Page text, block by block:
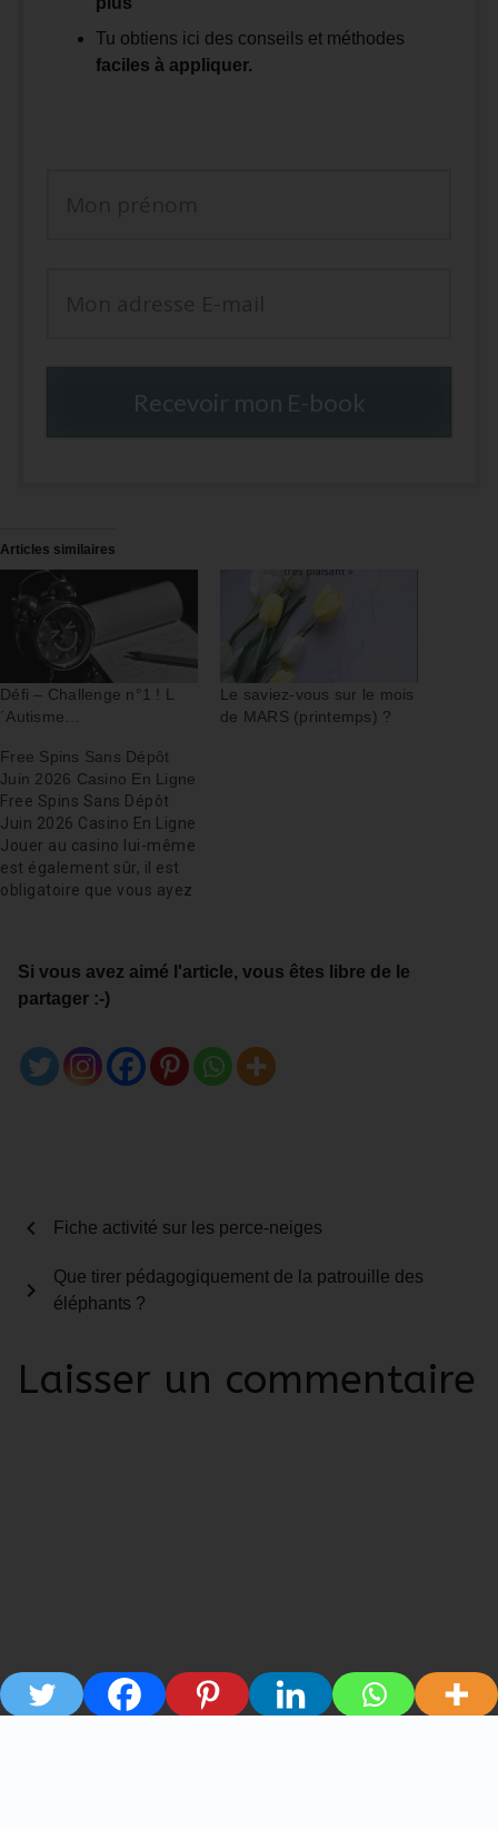
Tu obtiens ici des conseils et méthodes
faciles à appliquer.
Recevoir mon E-book
Articles similaires
Défi – Challenge n°1 ! L
´Autisme…
Le saviez-vous sur le mois
de MARS (printemps) ?
Free Spins Sans Dépôt
Juin 2026 Casino En Ligne
Free Spins Sans Dépôt
Juin 2026 Casino En Ligne
Jouer au casino lui-même
est également sûr, il est
obligatoire que vous ayez
à tours gratuits Pink
Elephants offriront ce
membres afin de les…
Si vous avez aimé l'article, vous êtes libre de le
partager :-)
chevron_left Fiche activité sur les perce-neiges
Que tirer pédagogiquement de la patrouille des
éléphants ?
chevron_right
Laisser un commentaire